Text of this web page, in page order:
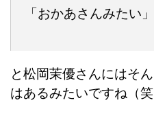
「おかあさんみたい」
と松岡茉優さんにはそ
はあるみたいですね（笑